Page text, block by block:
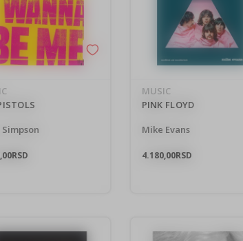
Simpson
RSD
MUSIC
PINK FLOYD
Mike Evans
4.180,00RSD